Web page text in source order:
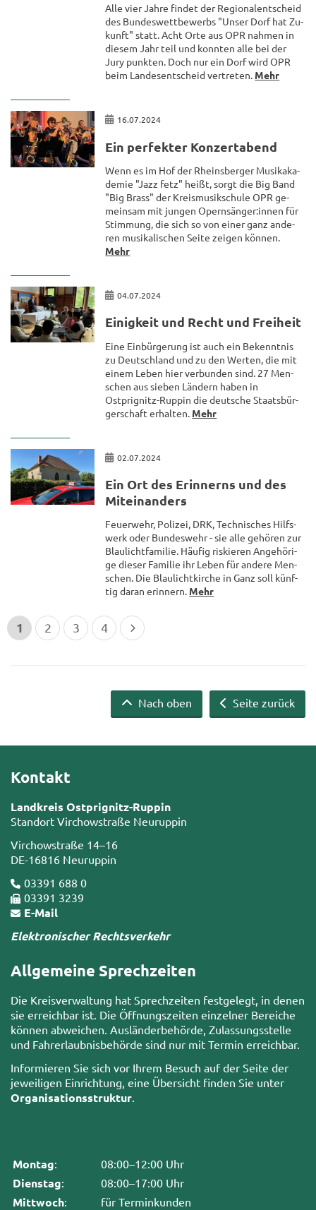
Alle vier Jahre fin­det der Re­gio­nal­ent­scheid
des Bun­des­wett­be­werbs "Unser Dorf hat Zu­
kunft" statt. Acht Orte aus OPR nah­men in
die­sem Jahr teil und konn­ten alle bei der
Jury punk­ten. Doch nur ein Dorf wird OPR
beim Lan­des­ent­scheid ver­tre­ten. Mehr
16.07.2024
Ein per­fek­ter Kon­zert­abend
Wenn es im Hof der Rheins­ber­ger Mu­sik­aka­
de­mie "Jazz fetz" heißt, sorgt die Big Band
"Big Brass" der Kreis­mu­sik­schu­le OPR ge­
mein­sam mit jun­gen Opern­sän­ger:innen für
Stim­mung, die sich so von einer ganz an­de­
ren mu­si­ka­li­schen Seite zei­gen kön­nen.
Mehr
04.07.2024
Ei­nig­keit und Recht und Frei­heit
Eine Ein­bür­ge­rung ist auch ein Be­kennt­nis
zu Deutsch­land und zu den Wer­ten, die mit
einem Leben hier ver­bun­den sind. 27 Men­
schen aus sie­ben Län­dern haben in
Ostprignitz-​Ruppin die deut­sche Staats­bür­
ger­schaft er­hal­ten. Mehr
02.07.2024
Ein Ort des Er­in­nerns und des
Mit­ein­an­ders
Feu­er­wehr, Po­li­zei, DRK, Tech­ni­sches Hilfs­
werk oder Bun­des­wehr - sie alle ge­hö­ren zur
Blau­licht­fa­mi­lie. Häu­fig ris­kie­ren An­ge­hö­ri­
ge die­ser Fa­mi­lie ihr Leben für an­de­re Men­
schen. Die Blau­licht­kir­che in Ganz soll künf­
tig daran er­in­nern. Mehr
1 2 3 4
Seite zurück
Nach oben
Kontakt
Landkreis Ostprignitz-Ruppin
Standort Virchowstraße Neuruppin
Virchowstraße 14–16
DE-16816 Neuruppin
03391 688 0
03391 3239
E-Mail
Elektronischer Rechtsverkehr
Allgemeine Sprechzeiten
Die Kreisverwaltung hat Sprechzeiten festgelegt, in denen
sie erreichbar ist. Die Öffnungszeiten einzelner Bereiche
können abweichen. Ausländerbehörde, Zulassungsstelle
und Fahrerlaubnisbehörde sind nur mit Termin erreichbar.
Informieren Sie sich vor Ihrem Besuch auf der Seite der
jeweiligen Einrichtung, eine Übersicht finden Sie unter
Organisationsstruktur
Montag: 08:00–12:00 Uhr
Dienstag: 08:00–17:00 Uhr
Mittwoch: für Terminkunden